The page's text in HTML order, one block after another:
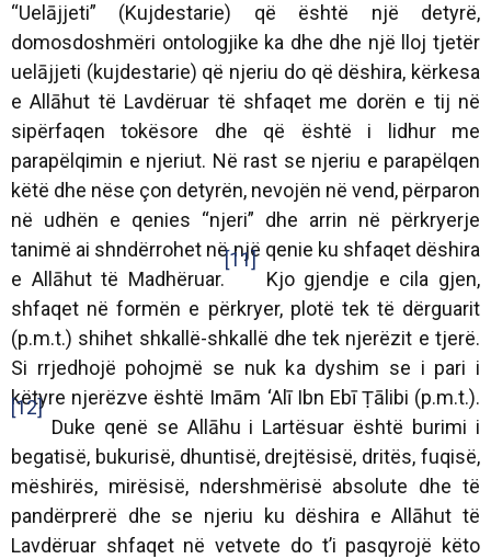
“Uelājjeti” (Kujdestarie) që është një detyrë,
domosdoshmëri ontologjike ka dhe dhe një lloj tjetër
uelājjeti (kujdestarie) që njeriu do që dëshira, kërkesa
e Allāhut të Lavdëruar të shfaqet me dorën e tij në
sipërfaqen tokësore dhe që është i lidhur me
parapëlqimin e njeriut. Në rast se njeriu e parapëlqen
këtë dhe nëse çon detyrën, nevojën në vend, përparon
në udhën e qenies “njeri” dhe arrin në përkryerje
tanimë ai shndërrohet në një qenie ku shfaqet dëshira
e Allāhut të Madhëruar.
[11]
Kjo gjendje e cila gjen,
shfaqet në formën e përkryer, plotë tek të dërguarit
(p.m.t.) shihet shkallë-shkallë dhe tek njerëzit e tjerë.
Si rrjedhojë pohojmë se nuk ka dyshim se i pari i
këtyre njerëzve është Imām ‘Alī Ibn Ebī Ṭālibi (p.m.t.).
[12]
Duke qenë se Allāhu i Lartësuar është burimi i
begatisë, bukurisë, dhuntisë, drejtësisë, dritës, fuqisë,
mëshirës, mirësisë, ndershmërisë absolute dhe të
pandërprerë dhe se njeriu ku dëshira e Allāhut të
Lavdëruar shfaqet në vetvete do t’i pasqyrojë këto